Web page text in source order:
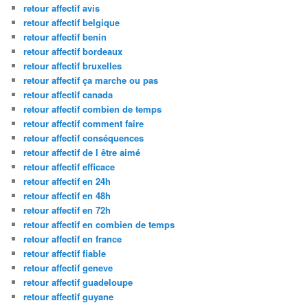
retour affectif avis
retour affectif belgique
retour affectif benin
retour affectif bordeaux
retour affectif bruxelles
retour affectif ça marche ou pas
retour affectif canada
retour affectif combien de temps
retour affectif comment faire
retour affectif conséquences
retour affectif de l être aimé
retour affectif efficace
retour affectif en 24h
retour affectif en 48h
retour affectif en 72h
retour affectif en combien de temps
retour affectif en france
retour affectif fiable
retour affectif geneve
retour affectif guadeloupe
retour affectif guyane